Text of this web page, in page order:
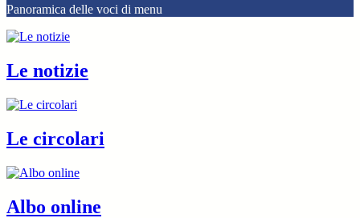
Panoramica delle voci di menu
Le notizie
Le circolari
Albo online